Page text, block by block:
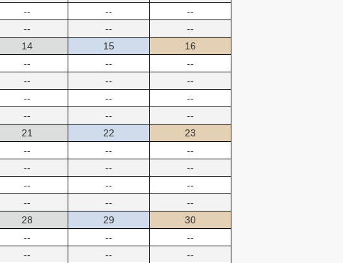
--
--
--
--
--
--
14
--
--
--
--
15
--
--
--
--
16
--
--
--
--
21
--
--
--
--
22
--
--
--
--
23
--
--
--
--
28
--
--
29
--
--
30
--
--